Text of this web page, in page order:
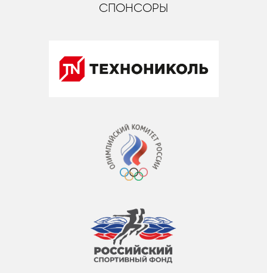
СПОНСОРЫ